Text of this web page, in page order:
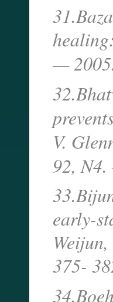
—
V.
92,
early-
375-